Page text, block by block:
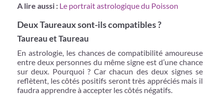
A lire aussi : Le portrait astrologique du Poisson
Deux Taureaux sont-ils compatibles ?
Taureau et Taureau
En astrologie, les chances de compatibilité amoureuse
entre deux personnes du même signe est d’une chance
sur deux. Pourquoi ? Car chacun des deux signes se
reflètent, les côtés positifs seront très appréciés mais il
faudra apprendre à accepter les côtés négatifs.